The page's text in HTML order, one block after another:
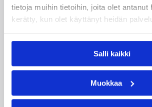
tietoja muihin tietoihin, joita olet antanut
kerätty, kun olet käyttänyt heidän
Salli kaikki
Muokkaa
EM-kilpailut 08.08.2026 22:56
Suomen 16-vuotiaat
kaatoivat Ruotsin
esityksellä